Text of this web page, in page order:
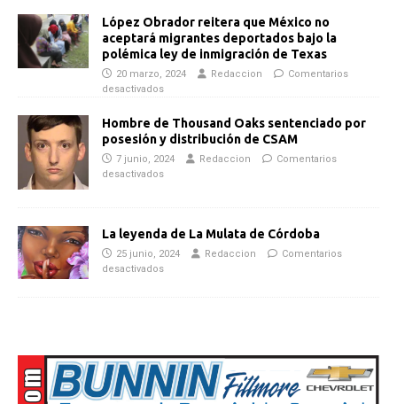
López Obrador reitera que México no
aceptará migrantes deportados bajo la
polémica ley de inmigración de Texas
20 marzo, 2024 Redaccion
Comentarios
desactivados
Hombre de Thousand Oaks sentenciado por
posesión y distribución de CSAM
7 junio, 2024 Redaccion
Comentarios
desactivados
La leyenda de La Mulata de Córdoba
25 junio, 2024 Redaccion
Comentarios
desactivados